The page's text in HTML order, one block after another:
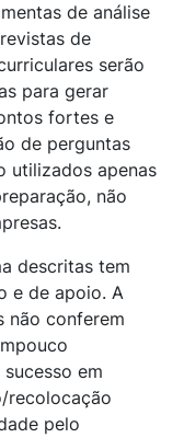
de análise
de
serão
para gerar
fortes e
de perguntas
utilizados apenas
não
descritas tem
e de apoio. A
não conferem
em
recolocação
pelo